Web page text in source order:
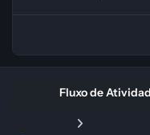
Fluxo de
Confira os consoles de jogos